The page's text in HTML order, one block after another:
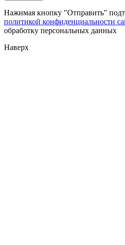
Нажимая кнопку "Отправить"
политикой конфиденциальности
обработку персональных данных
Наверх